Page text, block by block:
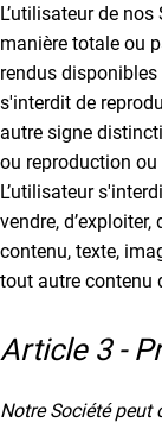
L’utilisateur de
manière totale ou
rendus disponibles
s'interdit de
autre signe
ou reproduction ou
L’utilisateur
vendre,
contenu, texte,
tout autre contenu
Article 3 -
Notre Société peut